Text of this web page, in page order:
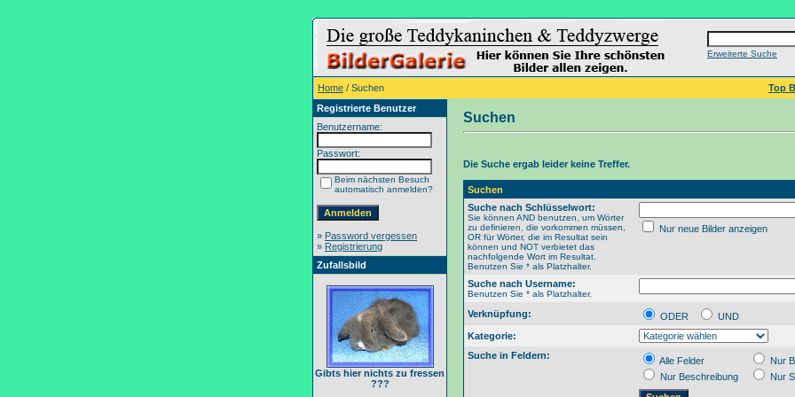
Erweiterte Suche
Home / Suchen
Top
Registrierte Benutzer
Benutzername:
Passwort:
Beim nächsten Besuch
automatisch anmelden?
» Password vergessen
» Registrierung
Zufallsbild
Gibts hier nichts zu fressen
???
Suchen
Die Suche ergab leider keine Treffer.
Suchen
Suche nach Schlüsselwort:
Sie können AND benutzen, um Wörter
zu definieren, die vorkommen müssen,
OR für Wörter, die im Resultat sein
können und NOT verbietet das
nachfolgende Wort im Resultat.
Benutzen Sie * als Platzhalter.
Nur neue Bilder anzeigen
Suche nach Username:
Benutzen Sie * als Platzhalter.
Verknüpfung: ODER
UND
Kategorie:
Suche in Feldern:
Alle Felder
Nur
Nur Beschreibung
Nur